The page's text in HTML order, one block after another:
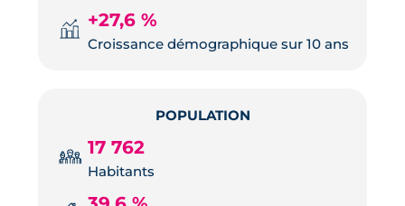
+27,6 %
Croissance démographique sur 10 ans
POPULATION
17 762
Habitants